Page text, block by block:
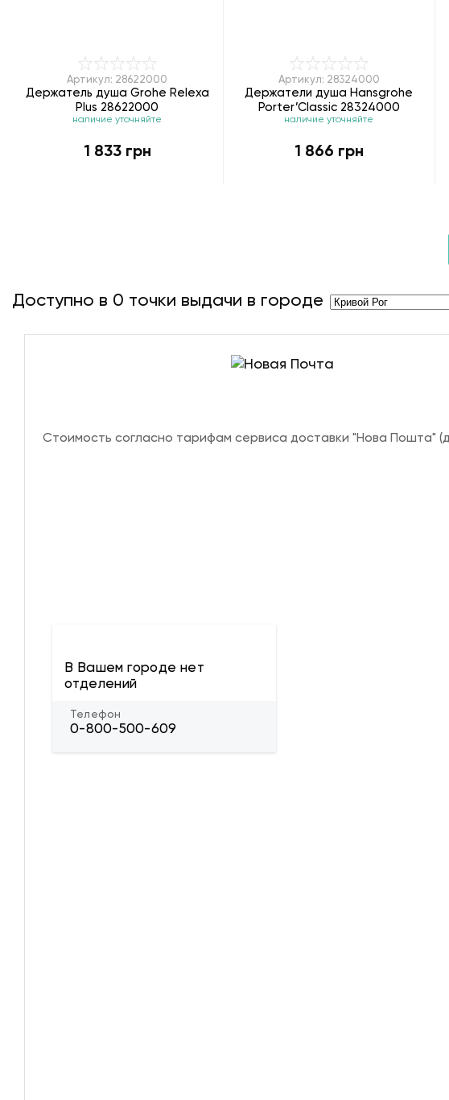
Артикул: 28622000
Держатель душа Grohe Relexa
Plus 28622000
наличие уточняйте
1 833 грн
Артикул: 28324000
Держатели душа Hansgrohe
Porter’Classic 28324000
наличие уточняйте
1 866 грн
Доступно в 0 точки выдачи в городе
Стоимость согласно тарифам сервиса доставки "Нова Пошта"
В Вашем городе нет
отделений
Телефон
0-800-500-609